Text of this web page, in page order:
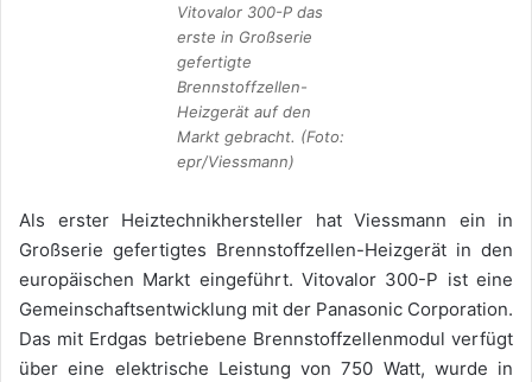
Vitovalor 300-P das
erste in Großserie
gefertigte
Brennstoffzellen-
Heizgerät auf den
Markt gebracht. (Foto:
epr/Viessmann)
Als erster Heiztechnikhersteller hat Viessmann ein in
Großserie gefertigtes Brennstoffzellen-Heizgerät in den
europäischen Markt eingeführt. Vitovalor 300-P ist eine
Gemeinschaftsentwicklung mit der Panasonic Corporation.
Das mit Erdgas betriebene Brennstoffzellenmodul verfügt
über eine elektrische Leistung von 750 Watt, wurde in